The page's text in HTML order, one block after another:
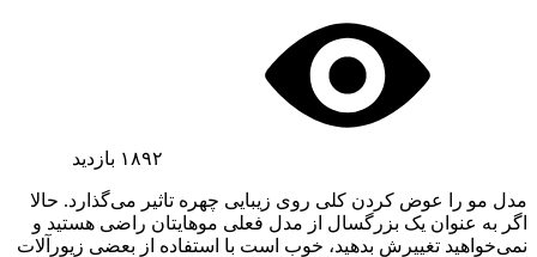
۱۸۹۲ بازدید
مدل مو را عوض کردن کلی روی زیبایی چهره تاثیر می‌گذارد. حالا
اگر به عنوان یک بزرگسال از مدل فعلی موهایتان راضی هستید و
نمی‌خواهید تغییرش بدهید، خوب است با استفاده از بعضی زیورآلات